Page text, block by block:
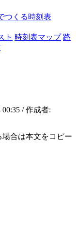
つくる時刻表
ト 時刻表マップ 路
/ 作成者:
合は本文をコピー